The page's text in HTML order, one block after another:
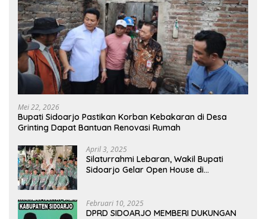
Mei 22, 2026
Bupati Sidoarjo Pastikan Korban Kebakaran di Desa
Grinting Dapat Bantuan Renovasi Rumah
April 3, 2025
Silaturrahmi Lebaran, Wakil Bupati
Sidoarjo Gelar Open House di
Februari 10, 2025
DPRD SIDOARJO MEMBERI DUKUNGAN